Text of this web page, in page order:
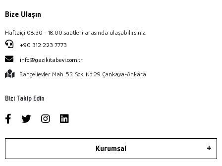
Bize Ulaşın
Haftaiçi 08:30 - 18:00 saatleri arasında ulaşabilirsiniz.
+90 312 223 7773
info@gazikitabevi.com.tr
Bahçelievler Mah. 53. Sok. No:29 Çankaya-Ankara
Bizi Takip Edin
Kurumsal